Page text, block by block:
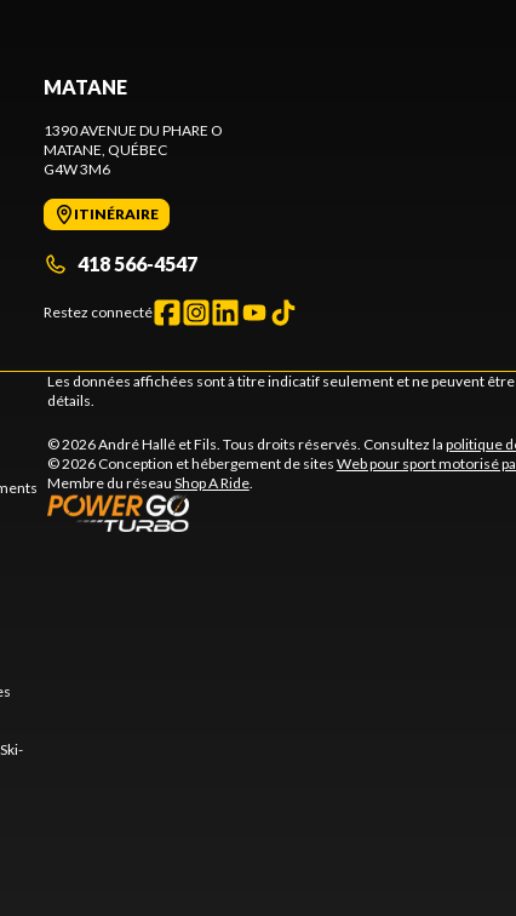
MATANE
1390 AVENUE DU PHARE O
MATANE , QUÉBEC
G4W 3M6
ITINÉRAIRE
418 566-4547
Restez connecté
Les données affichées sont à titre indicatif seulement et ne peuvent
détails.
© 2026 André Hallé et Fils. Tous droits réservés. Consultez la politique
© 2026 Conception et hébergement de sites Web pour sport motorisé
Membre du réseau Shop A Ride.